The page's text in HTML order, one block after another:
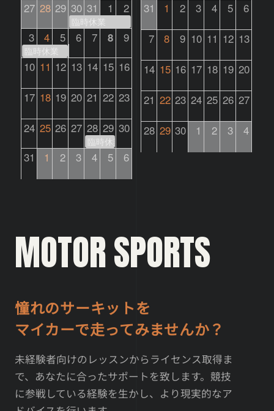
27 28 29 30 31 1 2
臨時休業
3 4 5 6 7 8 9
臨時休業
10 11 12 13 14 15 16
17 18 19 20 21 22 23
24 25 26 27 28 29 30
臨時休業
31 1 2 3 4 5 6
31 1 2 3 4 5 6
7 8 9 10 11 12 13
14 15 16 17 18 19 20
21 22 23 24 25 26 27
28 29 30 1 2 3 4
MOTOR SPORTS
憧れのサーキットを
マイカーで走ってみませんか？
未経験者向けのレッスンからライセンス取得ま
で、あなたに合ったサポートを致します。競技
に参戦している経験を生かし、より現実的なア